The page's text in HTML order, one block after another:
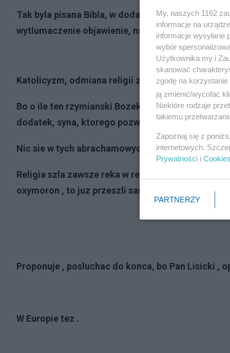
Tak byla pisana Bibla, w dodatku podrzucana ,
wytlumaczenie objawienie, natchnienie i jak z
Katolicyzm, odmiana religii zydowskiej
Bo o ile ten rzymianski Bozek, jest zly i msciwy,
dodatek, syna, ktorego pozwolil zabic.
Nic sie w tych abrachamowych religiach nie klei.
Religia szla zawsze reka w reke z polityka , a w
oxymoron , to juz przeszli samych siebie .
Proponuje , posluchac do konca, bo Pan Lisicki ,
W Europie tez .
My, naszych 1162
informacje na
informacje wysyłane
wybór
Użytkownika my i
skanować
zgodę na
ją zmienić/wycofać
Niektóre rodzaje
takiemu
Zapoznaj się z
internetowych.
Prywatności i
PARTNERZY